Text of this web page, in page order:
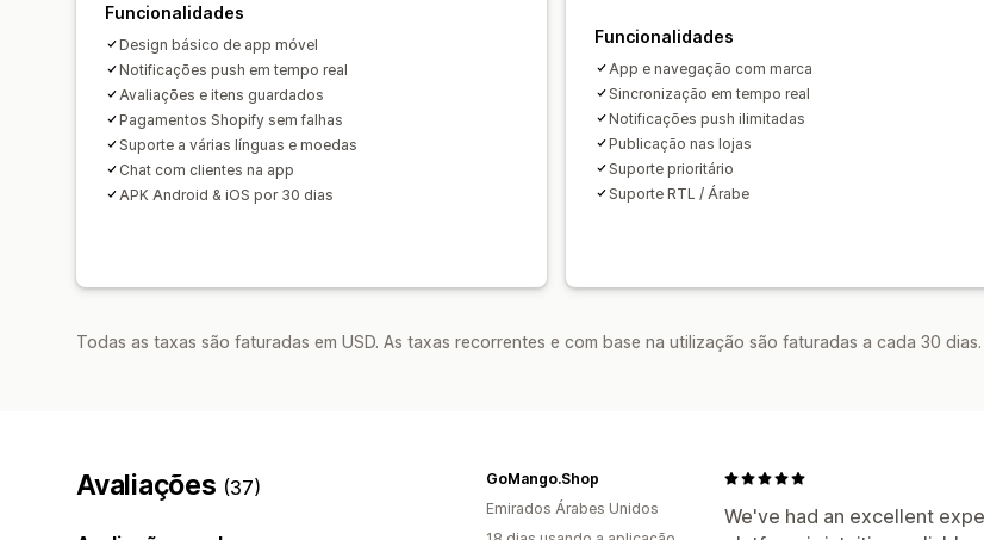
Funcionalidades
Design básico de app móvel
Notificações push em tempo real
Avaliações e itens guardados
Pagamentos Shopify sem falhas
Suporte a várias línguas e moedas
Chat com clientes na app
APK Android & iOS por 30 dias
Funcionalidades
App e navegação com marca
Sincronização em tempo real
Notificações push ilimitadas
Publicação nas lojas
Suporte prioritário
Suporte RTL / Árabe
Todas as taxas são faturadas em USD. As taxas recorrentes e com base na utilização são faturadas a cada 30 dias.
Avaliações (37)
We've had an excellent
GoMango.Shop
Emirados Árabes Unidos